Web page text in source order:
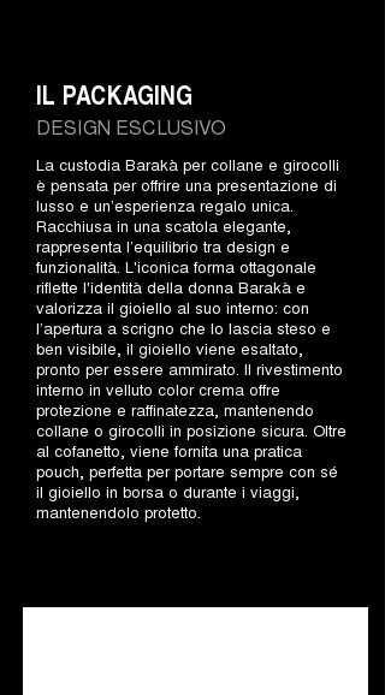
DESIGN ESCLUSIVO
IL PACKAGING
La custodia Barakà per collane e girocolli
è pensata per offrire una presentazione di
lusso e un’esperienza regalo unica.
Racchiusa in una scatola elegante,
rappresenta l’equilibrio tra design e
funzionalità. L'iconica forma ottagonale
riflette l'identità della donna Barakà e
valorizza il gioiello al suo interno: con
l’apertura a scrigno che lo lascia steso e
ben visibile, il gioiello viene esaltato,
pronto per essere ammirato. Il rivestimento
interno in velluto color crema offre
protezione e raffinatezza, mantenendo
collane o girocolli in posizione sicura. Oltre
al cofanetto, viene fornita una pratica
pouch, perfetta per portare sempre con sé
il gioiello in borsa o durante i viaggi,
mantenendolo protetto.